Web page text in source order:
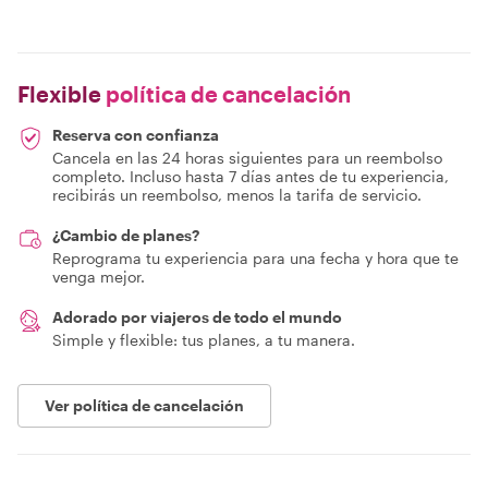
Flexible política de cancelación
Reserva con confianza
Cancela en las 24 horas siguientes para un reembolso
completo. Incluso hasta 7 días antes de tu experiencia,
recibirás un reembolso, menos la tarifa de servicio.
¿Cambio de planes?
Reprograma tu experiencia para una fecha y hora que te
venga mejor.
Adorado por viajeros de todo el mundo
Simple y flexible: tus planes, a tu manera.
Ver política de cancelación